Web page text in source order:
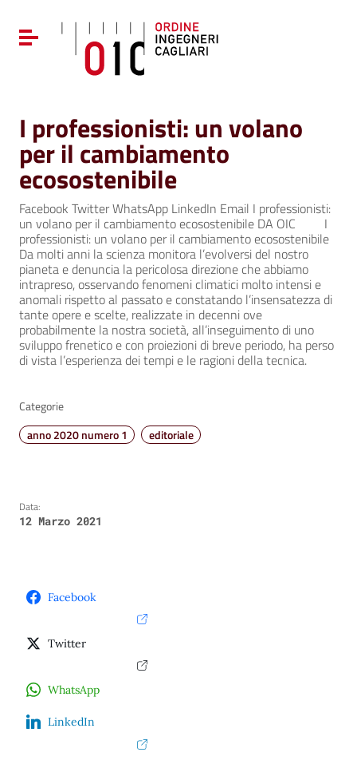
Vai al menu di navigazione
Vai al footer
Attiva / disattiva la navigazione
I professionisti: un volano
per il cambiamento
ecosostenibile
Facebook Twitter WhatsApp LinkedIn Email I professionisti:
un volano per il cambiamento ecosostenibile DA OIC I
professionisti: un volano per il cambiamento ecosostenibile
Da molti anni la scienza monitora l’evolversi del nostro
pianeta e denuncia la pericolosa direzione che abbiamo
intrapreso, osservando fenomeni climatici molto intensi e
anomali rispetto al passato e constatando l’insensatezza di
tante opere e scelte, realizzate in decenni ove
probabilmente la nostra società, all’inseguimento di uno
sviluppo frenetico e con proiezioni di breve periodo, ha perso
di vista l’esperienza dei tempi e le ragioni della tecnica.
Categorie
anno 2020 numero 1
editoriale
Data:
12 Marzo 2021
Facebook
Twitter
WhatsApp
LinkedIn